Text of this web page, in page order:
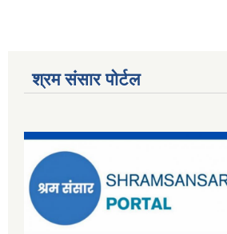
श्रम संसार पोर्टल